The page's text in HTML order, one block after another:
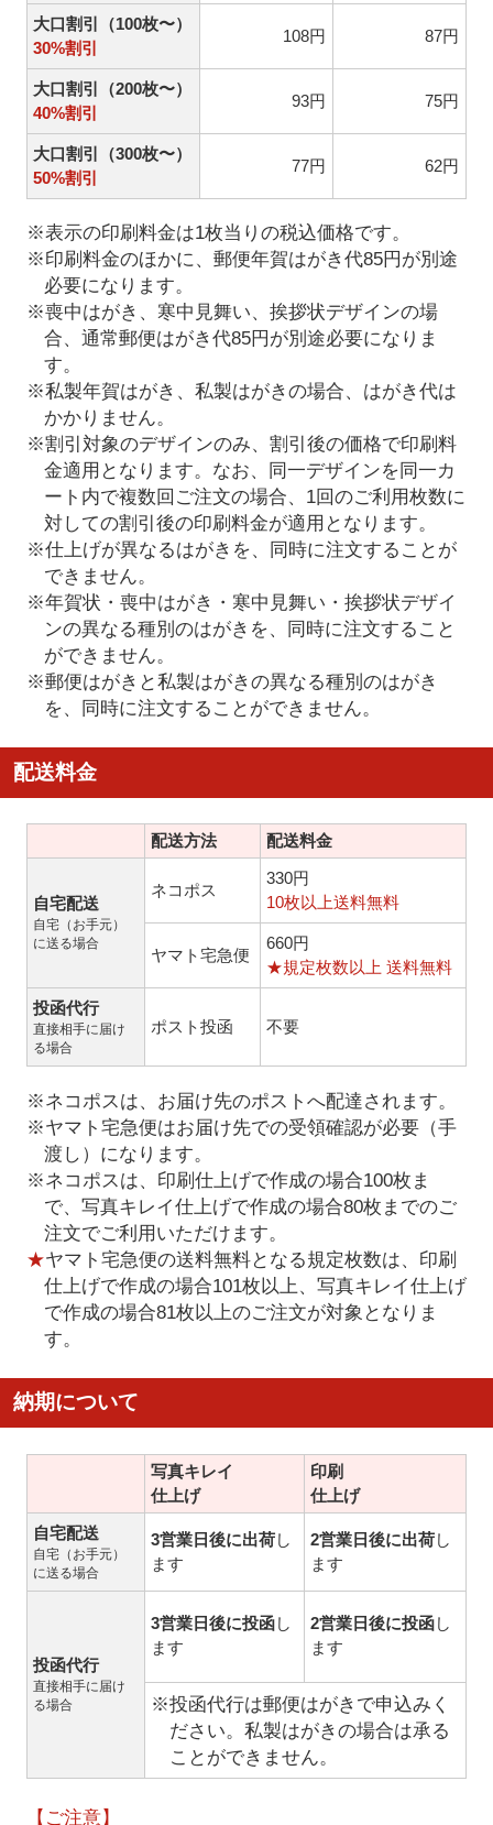
大口割引（100枚〜）
30%割引
108円 87円
大口割引（200枚〜）
40%割引
93円 75円
大口割引（300枚〜）
50%割引
77円 62円
※表示の印刷料金は1枚当りの税込価格です。
※印刷料金のほかに、郵便年賀はがき代85円が別途
必要になります。
※喪中はがき、寒中見舞い、挨拶状デザインの場
合、通常郵便はがき代85円が別途必要になりま
す。
※私製年賀はがき、私製はがきの場合、はがき代は
かかりません。
※割引対象のデザインのみ、割引後の価格で印刷料
金適用となります。なお、同一デザインを同一カ
ート内で複数回ご注文の場合、1回のご利用枚数に
対しての割引後の印刷料金が適用となります。
※仕上げが異なるはがきを、同時に注文することが
できません。
※年賀状・喪中はがき・寒中見舞い・挨拶状デザイ
ンの異なる種別のはがきを、同時に注文すること
ができません。
※郵便はがきと私製はがきの異なる種別のはがき
を、同時に注文することができません。
配送料金
配送方法 配送料金
自宅配送
自宅（お手元）
に送る場合
ネコポス
330円
10枚以上送料無料
ヤマト宅急便
660円
★規定枚数以上 送料無料
投函代行
直接相手に届け
る場合
ポスト投函 不要
※ネコポスは、お届け先のポストへ配達されます。
※ヤマト宅急便はお届け先での受領確認が必要（手
渡し）になります。
※ネコポスは、印刷仕上げで作成の場合100枚ま
で、写真キレイ仕上げで作成の場合80枚までのご
注文でご利用いただけます。
★ヤマト宅急便の送料無料となる規定枚数は、印刷
仕上げで作成の場合101枚以上、写真キレイ仕上げ
で作成の場合81枚以上のご注文が対象となりま
す。
納期について
写真キレイ
仕上げ
印刷
仕上げ
自宅配送
自宅（お手元）
に送る場合
3営業日後に出荷し
ます
2営業日後に出荷し
ます
投函代行
直接相手に届け
る場合
3営業日後に投函し
ます
2営業日後に投函し
ます
※投函代行は郵便はがきで申込みく
ださい。私製はがきの場合は承る
ことができません。
【ご注意】